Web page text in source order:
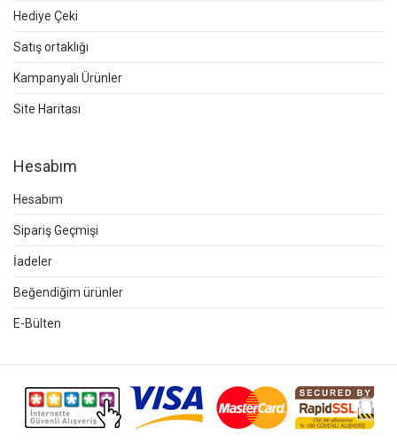
Hediye Çeki
Satış ortaklığı
Kampanyalı Ürünler
Site Haritası
Hesabım
Hesabım
Sipariş Geçmişi
İadeler
Beğendiğim ürünler
E-Bülten